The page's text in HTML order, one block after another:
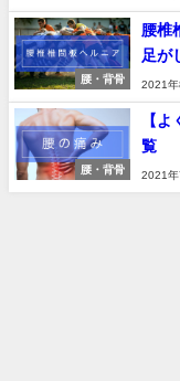
腰・背骨
腰椎
足が
2021年
腰・背骨
【
覧
2021年